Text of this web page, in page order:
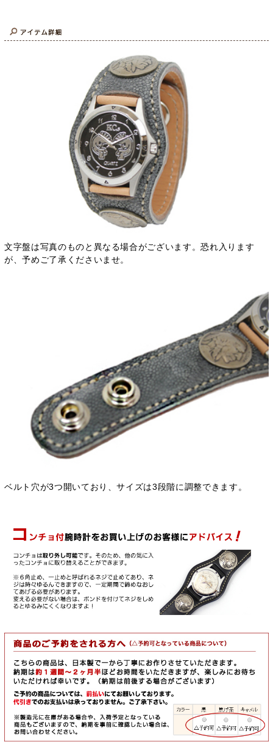
文字盤は写真のものと異なる場合がございます。恐れ入ります
が、予めご了承くださいませ。
ベルト穴が3つ開いており、サイズは3段階に調整できます。